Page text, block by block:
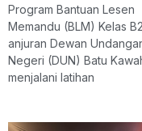
Program Bantuan Lesen
Memandu (BLM) Kelas B2
anjuran Dewan
Negeri (DUN) Batu
menjalani latihan